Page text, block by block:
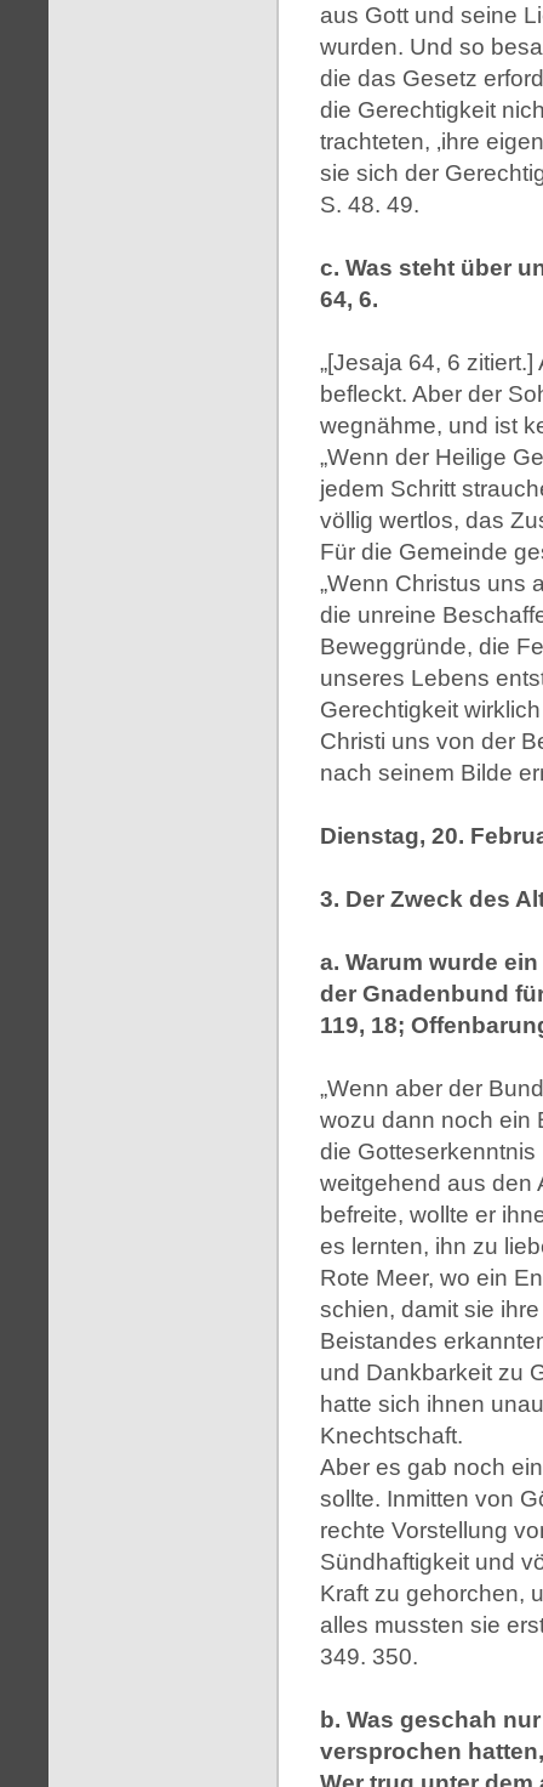
aus Gott und seine
wurden. Und so
die das Gesetz
die Gerechtigkeit
trachteten, ‚ihre
sie sich der
S. 48. 49.
c. Was steht über
64, 6.
„[Jesaja 64, 6
befleckt. Aber der
wegnähme, und ist
„Wenn der Heilige
jedem Schritt
völlig wertlos, das
Für die Gemeinde
„Wenn Christus uns
die unreine
Beweggründe, die
unseres Lebens
Gerechtigkeit
Christi uns von der
nach seinem Bilde
Dienstag, 20.
3. Der Zweck des
a. Warum wurde
der Gnadenbund
119, 18;
„Wenn aber der
wozu dann noch ein
die
weitgehend aus den
befreite, wollte er
es lernten, ihn zu
Rote Meer, wo ein
schien, damit sie
Beistandes
und Dankbarkeit zu
hatte sich ihnen
Knechtschaft.
Aber es gab noch
sollte. Inmitten von
rechte Vorstellung
Sündhaftigkeit und
Kraft zu gehorchen,
alles mussten sie
349. 350.
b. Was geschah
versprochen